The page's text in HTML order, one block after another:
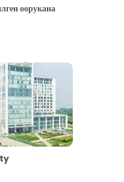
оорукана